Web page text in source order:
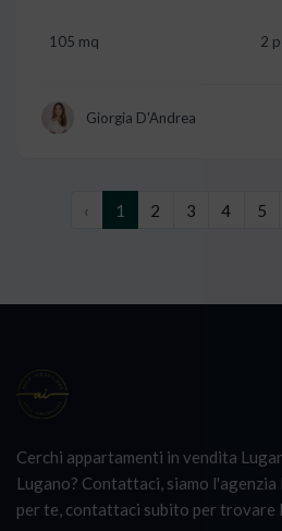
105 mq 2
Giorgia D'Andrea
‹ 1 2 3 4 5
Cerchi appartamenti in vendita
Lugano? Contattaci, siamo
per te, contattaci subito per trovare